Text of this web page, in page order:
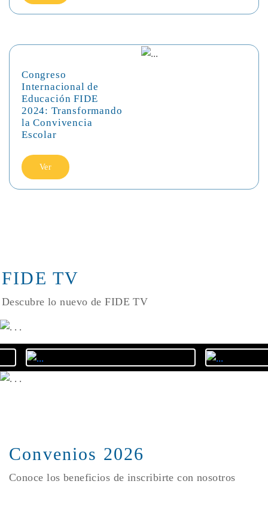
Congreso
Internacional de
Educación FIDE
2024: Transformando
la Convivencia
Escolar
Ver
FIDE TV
Descubre lo nuevo de FIDE TV
Convenios 2026
Conoce los beneficios de inscribirte con nosotros